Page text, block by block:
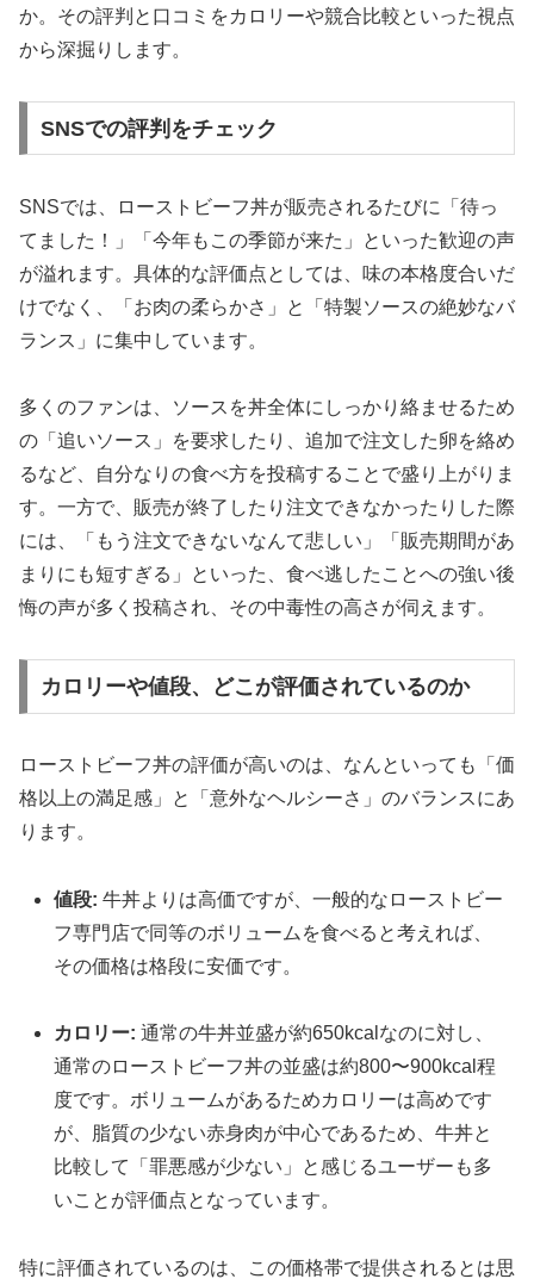
か。その評判と口コミをカロリーや競合比較といった視点
から深掘りします。
SNSでの評判をチェック
SNSでは、ローストビーフ丼が販売されるたびに「待っ
てました！」「今年もこの季節が来た」といった歓迎の声
が溢れます。具体的な評価点としては、味の本格度合いだ
けでなく、「お肉の柔らかさ」と「特製ソースの絶妙なバ
ランス」に集中しています。
多くのファンは、ソースを丼全体にしっかり絡ませるため
の「追いソース」を要求したり、追加で注文した卵を絡め
るなど、自分なりの食べ方を投稿することで盛り上がりま
す。一方で、販売が終了したり注文できなかったりした際
には、「もう注文できないなんて悲しい」「販売期間があ
まりにも短すぎる」といった、食べ逃したことへの強い後
悔の声が多く投稿され、その中毒性の高さが伺えます。
カロリーや値段、どこが評価されているのか
ローストビーフ丼の評価が高いのは、なんといっても「価
格以上の満足感」と「意外なヘルシーさ」のバランスにあ
ります。
値段: 牛丼よりは高価ですが、一般的なローストビー
フ専門店で同等のボリュームを食べると考えれば、
その価格は格段に安価です。
カロリー: 通常の牛丼並盛が約650kcalなのに対し、
通常のローストビーフ丼の並盛は約800〜900kcal程
度です。ボリュームがあるためカロリーは高めです
が、脂質の少ない赤身肉が中心であるため、牛丼と
比較して「罪悪感が少ない」と感じるユーザーも多
いことが評価点となっています。
特に評価されているのは、この価格帯で提供されるとは思